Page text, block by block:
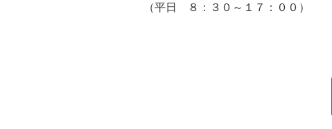
（平日 ８：３０～１７：００）